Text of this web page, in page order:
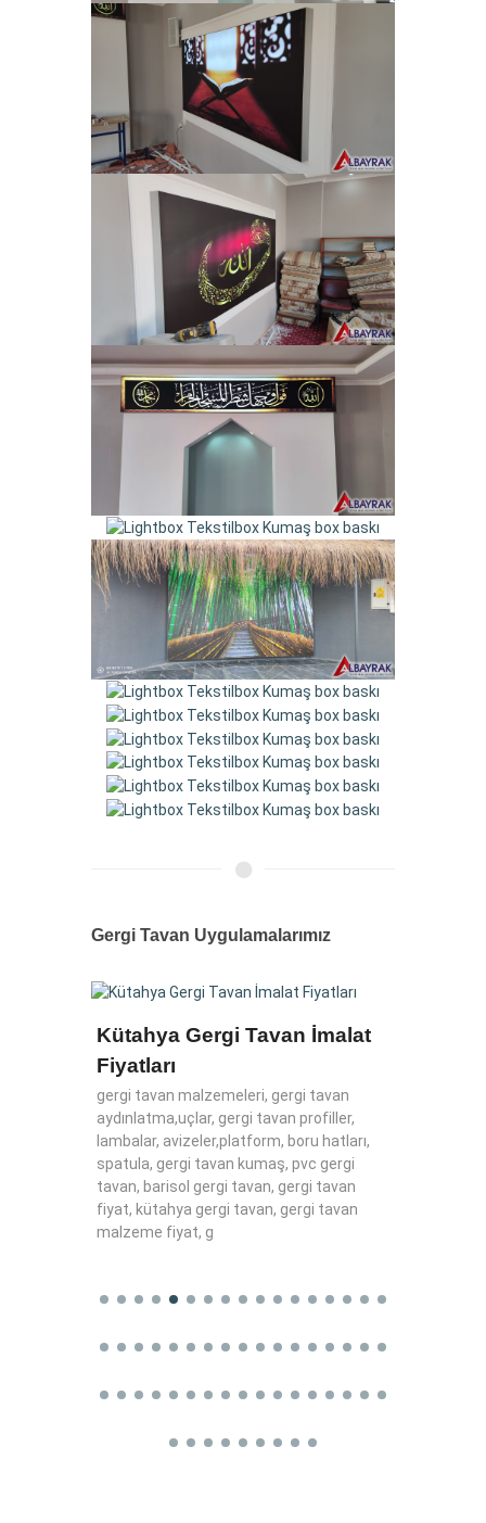
Gergi Tavan Uygulamalarımız
Kütahya Gergi Tavan İmalat
Fiyatları
gergi tavan malzemeleri, gergi tavan
aydınlatma,uçlar, gergi tavan profiller,
lambalar, avizeler,platform, boru hatları,
spatula, gergi tavan kumaş, pvc gergi
tavan, barisol gergi tavan, gergi tavan
fiyat, kütahya gergi tavan, gergi tavan
malzeme fiyat, g